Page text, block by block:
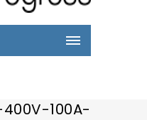
400V-100A-